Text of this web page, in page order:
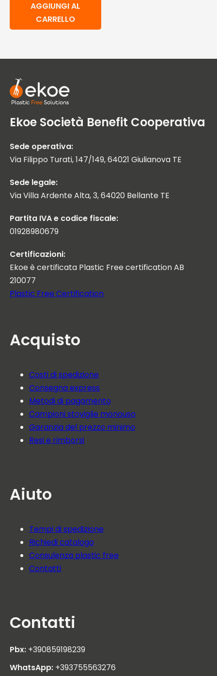
AGGIUNGI AL
CARRELLO
Ekoe Società Benefit Cooperativa
Sede operativa:
Via Filippo Turati, 147/149, 64021 Giulianova TE
Sede legale:
Via Villa Ardente Alta, 3, 64020 Bellante TE
Partita IVA e codice fiscale:
01928980679
Certificazioni:
Ekoe è certificata Plastic Free certification AB
210077
Plastic Free Certification
Acquisto
Costi di spedizione
Consegna express
Metodi di pagamento
Campioni stoviglie monouso
Garanzia del prezzo minimo
Resi e rimborsi
Aiuto
Tempi di spedizione
Richiedi catalogo
Consulenza plastic free
Contatti
Contatti
Pbx: +390859198239
WhatsApp: +393755563276